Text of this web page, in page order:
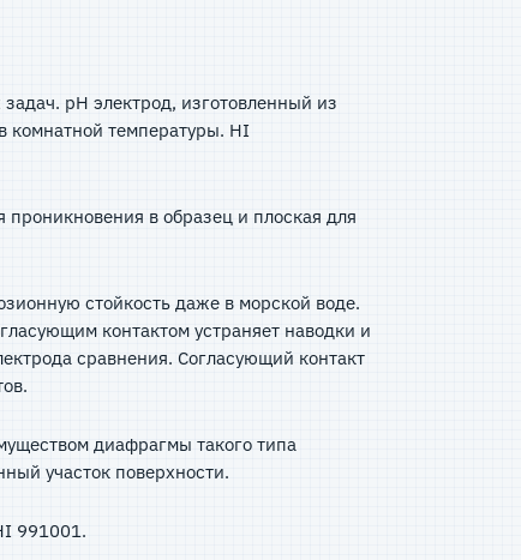
pH электрод, изготовленный из
комнатной температуры. HI
в образец и плоская для
стойкость даже в морской воде.
контактом устраняет наводки и
сравнения. Согласующий контакт
диафрагмы такого типа
участок поверхности.
991001.